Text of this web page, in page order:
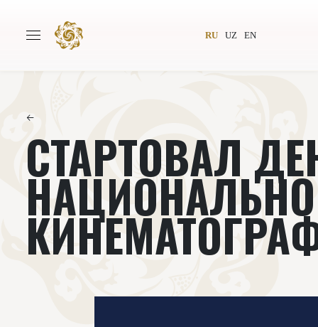
RU UZ EN
Всемирное общество
Издательство Новости
Проекты Подкасты
Книги Видеолекторий
←
СТАРТОВАЛ